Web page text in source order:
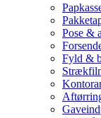
Pose &
Fyld &